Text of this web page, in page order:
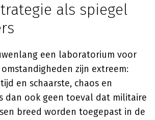
als spiegel
een laboratorium voor
zijn extreem:
en schaarste, chaos en
dan ook geen toeval dat militaire
breed worden toegepast in de